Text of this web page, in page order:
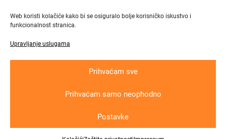
Web koristi kolačiće kako bi se osiguralo bolje korisničko iskustvo i
funkcionalnost stranica.
Upravljanje uslugama
Prihvaćam sve
Prihvaćam samo neophodno
Postavke
Brza i pouzdana dostava
za regionalni razvoj u sklopu Operativnog programa „Konkurentnost i kohezija“